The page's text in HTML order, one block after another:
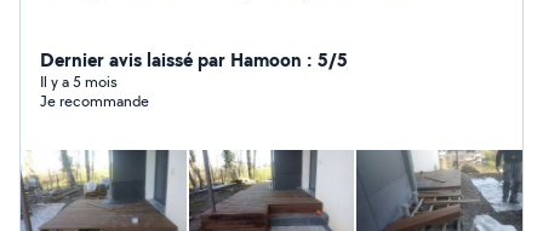
Dernier avis laissé par Hamoon : 5/5
Il y a 5 mois
Je recommande